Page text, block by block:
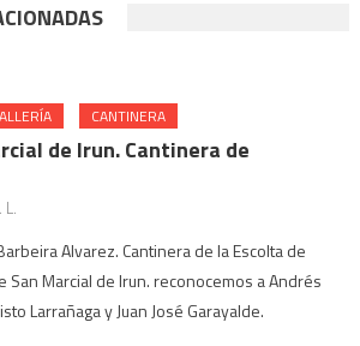
CANTINERA
de Irun. Cantinera de
L.
Alvarez. Cantinera de la Escolta de
San Marcial de Irun. reconocemos a Andrés
Larrañaga y Juan José Garayalde.